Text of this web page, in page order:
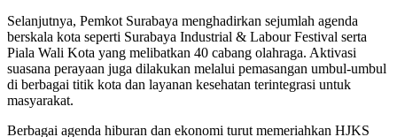
Selanjutnya, Pemkot Surabaya menghadirkan sejumlah agenda
berskala kota seperti Surabaya Industrial & Labour Festival serta
Piala Wali Kota yang melibatkan 40 cabang olahraga. Aktivasi
suasana perayaan juga dilakukan melalui pemasangan umbul-umbul
di berbagai titik kota dan layanan kesehatan terintegrasi untuk
masyarakat.
Berbagai agenda hiburan dan ekonomi turut memeriahkan HJKS